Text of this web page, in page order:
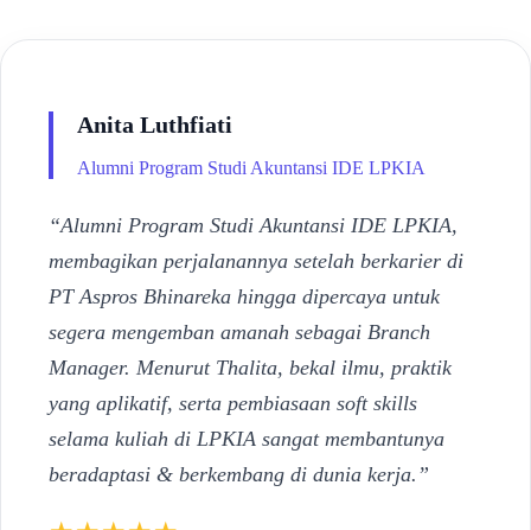
Anita Luthfiati
Alumni Program Studi Akuntansi IDE LPKIA
“Alumni Program Studi Akuntansi IDE LPKIA,
membagikan perjalanannya setelah berkarier di
PT Aspros Bhinareka hingga dipercaya untuk
segera mengemban amanah sebagai Branch
Manager. Menurut Thalita, bekal ilmu, praktik
yang aplikatif, serta pembiasaan soft skills
selama kuliah di LPKIA sangat membantunya
beradaptasi & berkembang di dunia kerja.”